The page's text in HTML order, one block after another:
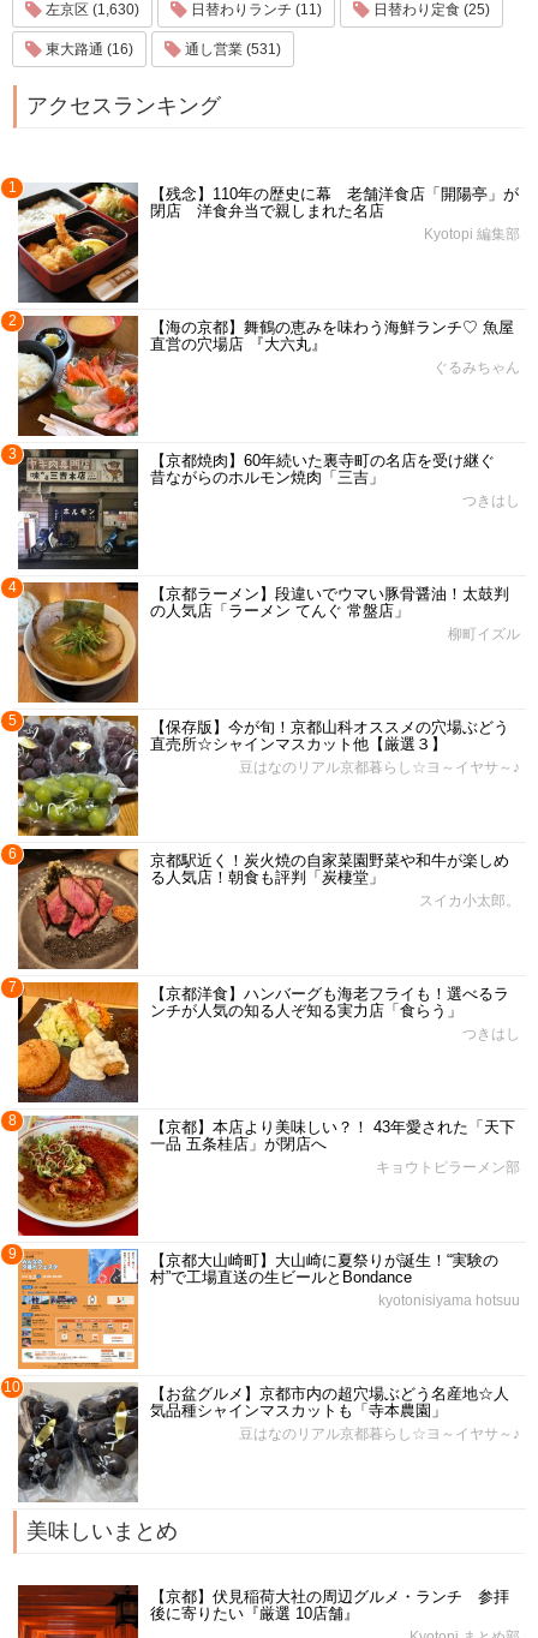
左京区 (1,630) 日替わりランチ (11) 日替わり定食 (25)
東大路通 (16) 通し営業 (531)
アクセスランキング
1
【残念】110年の歴史に幕 老舗洋食店「開陽亭」が
閉店 洋食弁当で親しまれた名店
Kyotopi 編集部
2
【海の京都】舞鶴の恵みを味わう海鮮ランチ♡ 魚屋
直営の穴場店 『大六丸』
ぐるみちゃん
3
【京都焼肉】60年続いた裏寺町の名店を受け継ぐ
昔ながらのホルモン焼肉「三吉」
つきはし
4
【京都ラーメン】段違いでウマい豚骨醤油！太鼓判
の人気店「ラーメン てんぐ 常盤店」
柳町イズル
5
【保存版】今が旬！京都山科オススメの穴場ぶどう
直売所☆シャインマスカット他【厳選３】
豆はなのリアル京都暮らし☆ヨ～イヤサ～♪
6
京都駅近く！炭火焼の自家菜園野菜や和牛が楽しめ
る人気店！朝食も評判「炭棲堂」
スイカ小太郎。
7
【京都洋食】ハンバーグも海老フライも！選べるラ
ンチが人気の知る人ぞ知る実力店「食らう」
つきはし
8
【京都】本店より美味しい？！ 43年愛された「天下
一品 五条桂店」が閉店へ
キョウトピラーメン部
9
【京都大山崎町】大山崎に夏祭りが誕生！“実験の
村”で工場直送の生ビールとBondance
kyotonisiyama hotsuu
10
【お盆グルメ】京都市内の超穴場ぶどう名産地☆人
気品種シャインマスカットも「寺本農園」
豆はなのリアル京都暮らし☆ヨ～イヤサ～♪
美味しいまとめ
【京都】伏見稲荷大社の周辺グルメ・ランチ 参拝
後に寄りたい『厳選 10店舗』